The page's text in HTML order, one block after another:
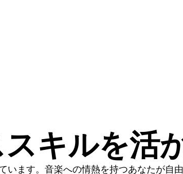
キルを活
います。音楽への情熱を持つあなたが自